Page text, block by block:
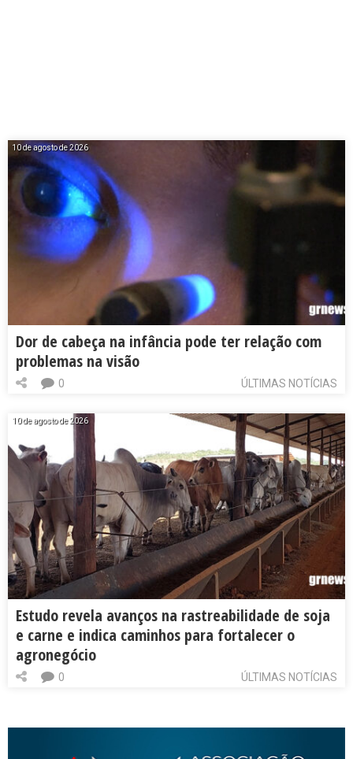
10 de agosto de 2026
Dor de cabeça na infância pode ter relação com
problemas na visão
ÚLTIMAS NOTÍCIAS
0
10 de agosto de 2026
Estudo revela avanços na rastreabilidade de soja
e carne e indica caminhos para fortalecer o
agronegócio
ÚLTIMAS NOTÍCIAS
0